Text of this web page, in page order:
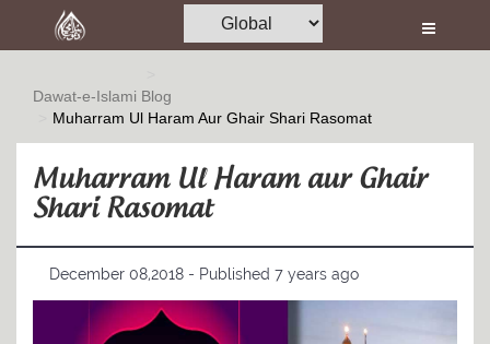
Home
Books
Media
Madani Channel
Dawat-e-Islami Blog
Muharram Ul Haram Aur Ghair Shari Rasomat
Muharram Ul Haram aur Ghair
Shari Rasomat
December 08,2018 - Published 7 years ago